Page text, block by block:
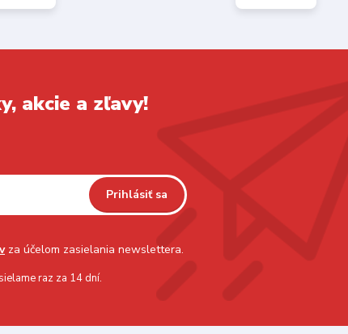
akcie a zľavy!
Prihlásiť sa
za účelom zasielania newslettera.
raz za 14 dní.